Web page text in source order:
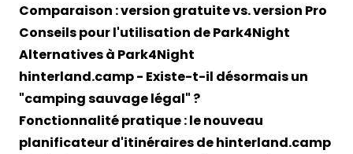
Comparaison : version gratuite vs. version Pro
Conseils pour l'utilisation de Park4Night
Alternatives à Park4Night
hinterland.camp - Existe-t-il désormais un
"camping sauvage légal" ?
Fonctionnalité pratique : le nouveau
planificateur d'itinéraires de hinterland.camp